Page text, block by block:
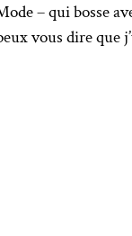
– qui bosse
vous dire que